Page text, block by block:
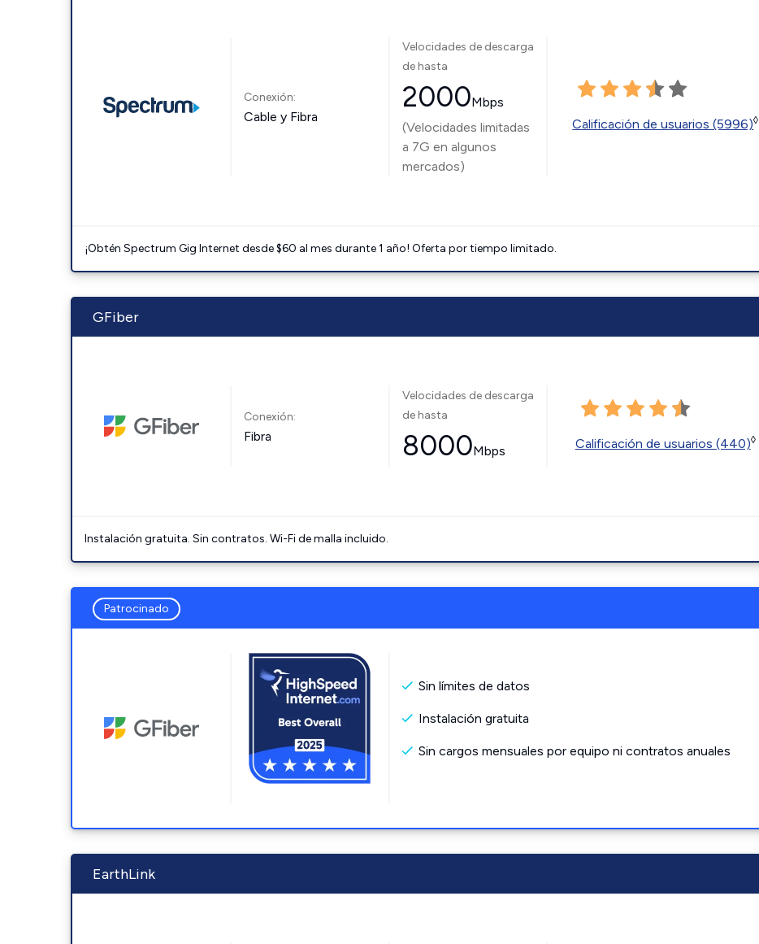
Conexión:
Cable y Fibra
Velocidades de descarga
de hasta
2000Mbps
(Velocidades limitadas
a 7G en algunos
mercados)
Calificación de usuarios (5996)◊
¡Obtén Spectrum Gig Internet desde $60 al mes durante 1 año! Oferta por tiempo limitado.
GFiber
Conexión:
Fibra
Velocidades de descarga
de hasta
8000Mbps Calificación de usuarios (440)◊
Instalación gratuita. Sin contratos. Wi-Fi de malla incluido.
Patrocinado
Sin límites de datos
Instalación gratuita
Sin cargos mensuales por equipo ni contratos anuales
EarthLink